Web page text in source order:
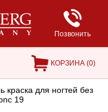
Позвонить
КОРЗИНА (0)
краска для ногтей без
19